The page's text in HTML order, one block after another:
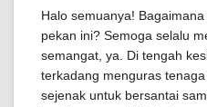
Halo semuanya!
pekan ini? Semoga selalu
semangat, ya. Di tengah
terkadang menguras
sejenak untuk bersantai